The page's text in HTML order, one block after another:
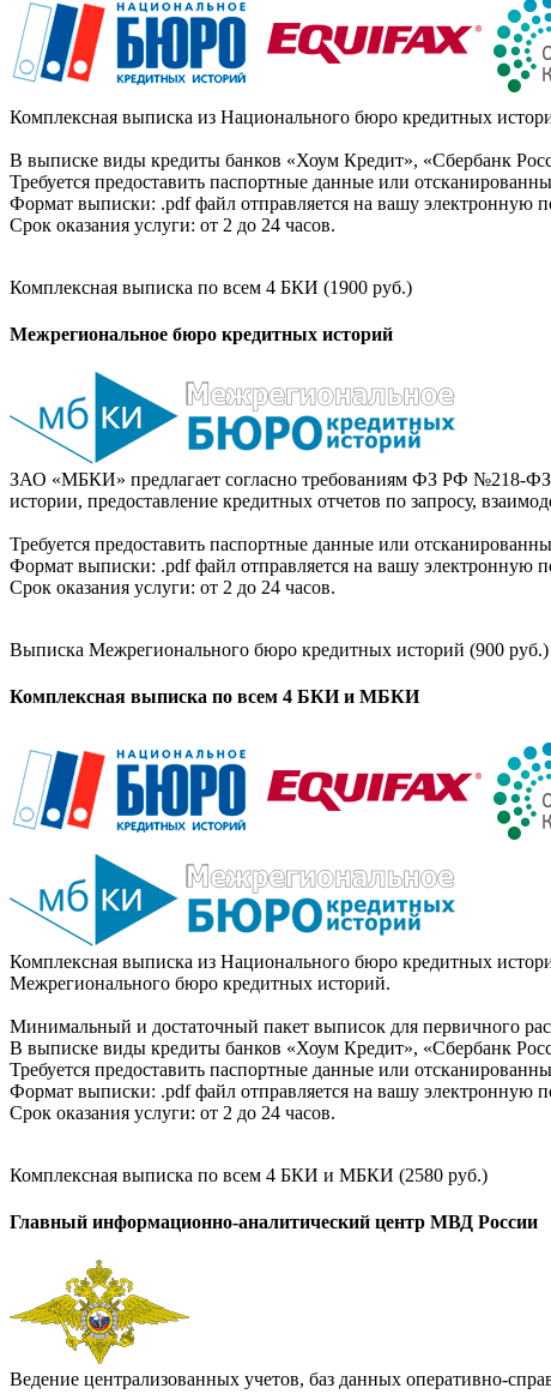
Комплексная выписка из Национального бюро кредитных
В выписке виды кредиты банков «Хоум Кредит», «Сбербанк
Требуется предоставить паспортные данные или
Формат выписки: .pdf файл отправляется на вашу электронную
Срок оказания услуги: от 2 до 24 часов.
Комплексная выписка по всем 4 БКИ (1900 руб.)
Межрегиональное бюро кредитных историй
ЗАО «МБКИ» предлагает согласно требованиям ФЗ РФ №218-
истории, предоставление кредитных отчетов по запросу,
Требуется предоставить паспортные данные или
Формат выписки: .pdf файл отправляется на вашу электронную
Срок оказания услуги: от 2 до 24 часов.
Выписка Межрегионального бюро кредитных историй (900 руб.)
Комплексная выписка по всем 4 БКИ и МБКИ
Комплексная выписка из Национального бюро кредитных
Межрегионального бюро кредитных историй.
Минимальный и достаточный пакет выписок для первичного
В выписке виды кредиты банков «Хоум Кредит», «Сбербанк
Требуется предоставить паспортные данные или
Формат выписки: .pdf файл отправляется на вашу электронную
Срок оказания услуги: от 2 до 24 часов.
Комплексная выписка по всем 4 БКИ и МБКИ (2580 руб.)
Главный информационно-аналитический центр МВД России
Ведение централизованных учетов, баз данных оперативно-